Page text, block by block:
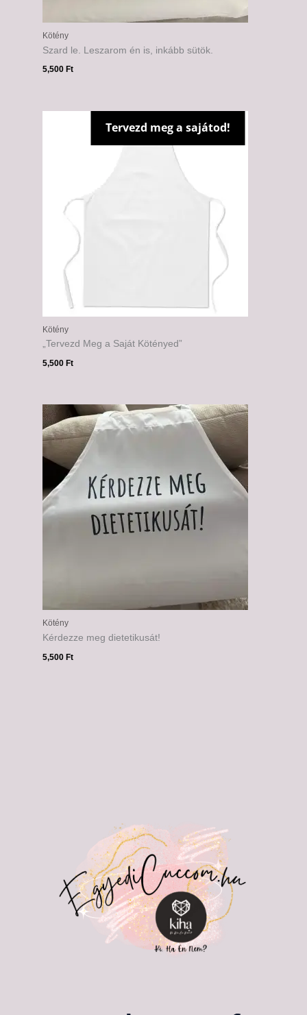
Kötény
Szard le. Leszarom én is, inkább sütök.
5,500 Ft
Tervezd meg a sajátod!
Kötény
„Tervezd Meg a Saját Kötényed”
5,500 Ft
Kötény
Kérdezze meg dietetikusát!
5,500 Ft